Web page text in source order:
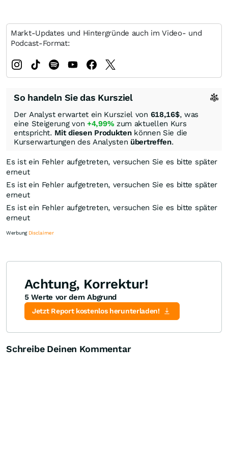
Markt-Updates und Hintergründe auch im Video- und
Podcast-Format:
So handeln Sie das Kursziel
Der Analyst erwartet ein Kursziel von 618,16$, was
eine Steigerung von +4,99% zum aktuellen Kurs
entspricht. Mit diesen Produktenkönnen Sie die
Kurserwartungen des Analysten übertreffen.
Es ist ein Fehler aufgetreten, versuchen Sie es bitte später
erneut
Es ist ein Fehler aufgetreten, versuchen Sie es bitte später
erneut
Es ist ein Fehler aufgetreten, versuchen Sie es bitte später
erneut
Knock-Out-Suche
Optionsschein-Suche
Zertifikate-Suche
Werbung Disclaimer
Achtung, Korrektur!
5 Werte vor dem Abgrund
Jetzt Report kostenlos herunterladen!
Schreibe Deinen Kommentar